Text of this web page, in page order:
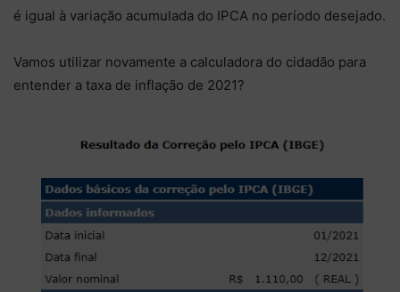
é igual à variação acumulada do IPCA no período desejado.
Vamos utilizar novamente a calculadora do cidadão para
entender a taxa de inflação de 2021?